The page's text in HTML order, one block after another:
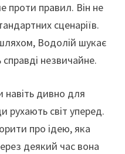
проти правил. Він не
сценаріїв.
Водолій шукає
незвичайне.
дивно для
рухають світ уперед.
про ідею, яка
деякий час вона